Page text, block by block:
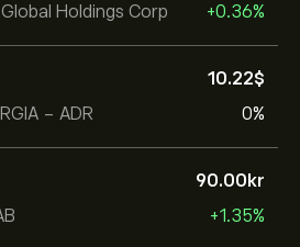
Holdings Corp
+0.36%
- ADR
10.22‎$‎
0%
90.00‎kr‎
+1.35%